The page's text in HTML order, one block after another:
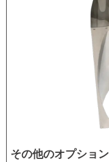
その他のオプション